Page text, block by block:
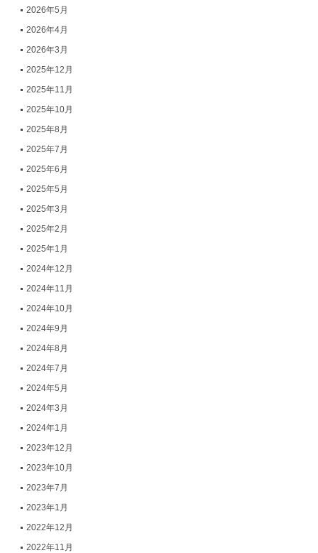
2026年5月
2026年4月
2026年3月
2025年12月
2025年11月
2025年10月
2025年8月
2025年7月
2025年6月
2025年5月
2025年3月
2025年2月
2025年1月
2024年12月
2024年11月
2024年10月
2024年9月
2024年8月
2024年7月
2024年5月
2024年3月
2024年1月
2023年12月
2023年10月
2023年7月
2023年1月
2022年12月
2022年11月